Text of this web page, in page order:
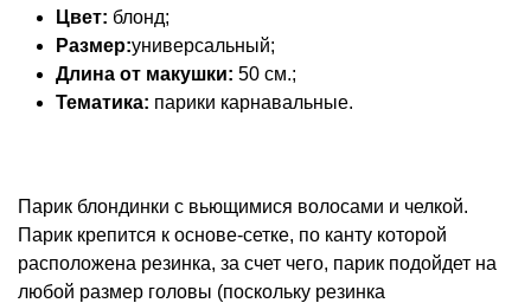
Цвет: блонд;
Размер:универсальный;
Длина от макушки: 50 см.;
Тематика: парики карнавальные.
Парик блондинки с вьющимися волосами и челкой.
Парик крепится к основе-сетке, по канту которой
расположена резинка, за счет чего, парик подойдет на
любой размер головы (поскольку резинка